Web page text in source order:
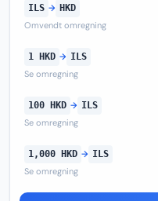
ILS → HKD
Omvendt omregning
1 HKD → ILS
Se omregning
100 HKD → ILS
Se omregning
1,000 HKD → ILS
Se omregning